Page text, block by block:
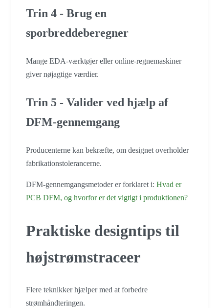
Trin 4 - Brug en
sporbreddeberegner
Mange EDA-værktøjer eller online-regnemaskiner
giver nøjagtige værdier.
Trin 5 - Valider ved hjælp af
DFM-gennemgang
Producenterne kan bekræfte, om designet overholder
fabrikationstolerancerne.
DFM-gennemgangsmetoder er forklaret i: Hvad er
PCB DFM, og hvorfor er det vigtigt i produktionen?
Praktiske designtips til
højstrømstraceer
Flere teknikker hjælper med at forbedre
strømhåndteringen.